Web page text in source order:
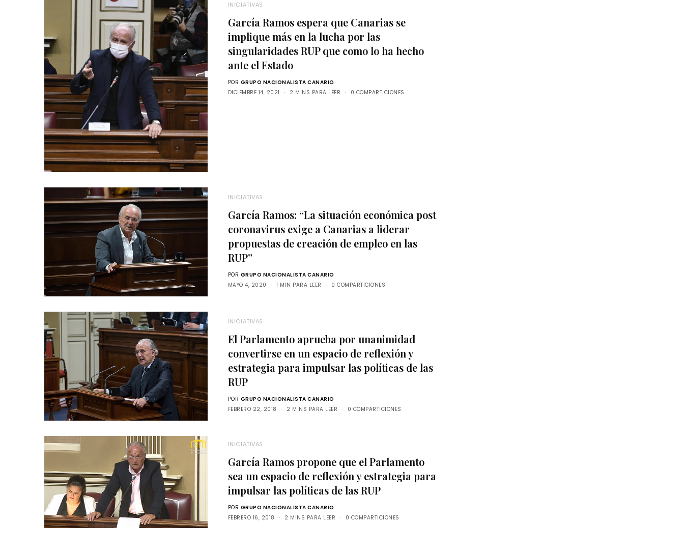
INICIATIVAS
García Ramos espera que Canarias se
implique más en la lucha por las
singularidades RUP que como lo ha hecho
ante el Estado
POR GRUPO NACIONALISTA CANARIO
DICIEMBRE 14, 2021
2 MINS PARA LEER 0 COMPARTICIONES
INICIATIVAS
García Ramos: “La situación económica post
coronavirus exige a Canarias a liderar
propuestas de creación de empleo en las
RUP”
POR GRUPO NACIONALISTA CANARIO
MAYO 4, 2020
1 MIN PARA LEER 0 COMPARTICIONES
INICIATIVAS
El Parlamento aprueba por unanimidad
convertirse en un espacio de reflexión y
estrategia para impulsar las políticas de las
RUP
POR GRUPO NACIONALISTA CANARIO
FEBRERO 22, 2018
2 MINS PARA LEER 0 COMPARTICIONES
INICIATIVAS
García Ramos propone que el Parlamento
sea un espacio de reflexión y estrategia para
impulsar las políticas de las RUP
POR GRUPO NACIONALISTA CANARIO
FEBRERO 16, 2018
2 MINS PARA LEER 0 COMPARTICIONES